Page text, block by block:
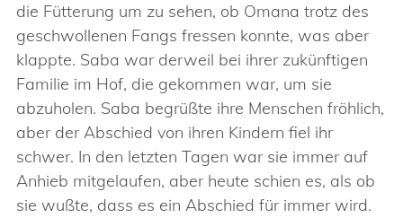
die Fütterung um zu sehen, ob Omana trotz des
geschwollenen Fangs fressen konnte, was aber
klappte. Saba war derweil bei ihrer zukünftigen
Familie im Hof, die gekommen war, um sie
abzuholen. Saba begrüßte ihre Menschen fröhlich,
aber der Abschied von ihren Kindern fiel ihr
schwer. In den letzten Tagen war sie immer auf
Anhieb mitgelaufen, aber heute schien es, als ob
sie wußte, dass es ein Abschied für immer wird.